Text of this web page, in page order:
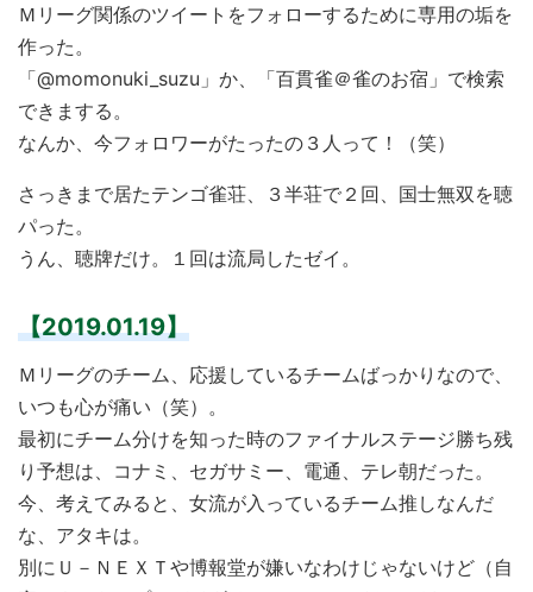
Ｍリーグ関係のツイートをフォローするために専用の垢を
作った。
「@momonuki_suzu」か、「百貫雀＠雀のお宿」で検索
できまする。
なんか、今フォロワーがたったの３人って！（笑）
さっきまで居たテンゴ雀荘、３半荘で２回、国士無双を聴
パった。
うん、聴牌だけ。１回は流局したゼイ。
【2019.01.19】
Ｍリーグのチーム、応援しているチームばっかりなので、
いつも心が痛い（笑）。
最初にチーム分けを知った時のファイナルステージ勝ち残
り予想は、コナミ、セガサミー、電通、テレ朝だった。
今、考えてみると、女流が入っているチーム推しなんだ
な、アタキは。
別にＵ－ＮＥＸＴや博報堂が嫌いなわけじゃないけど（自